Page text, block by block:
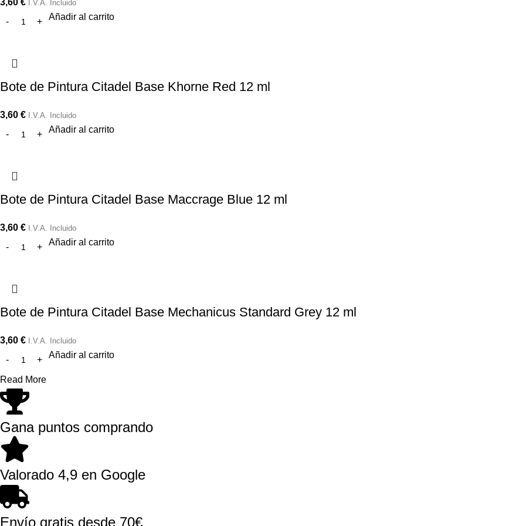
I.V.A. Incluido
Añadir al carrito
Bote de Pintura Citadel Base Khorne Red 12 ml
3,60 € I.V.A. Incluido
Añadir al carrito
Bote de Pintura Citadel Base Maccrage Blue 12 ml
3,60 € I.V.A. Incluido
Añadir al carrito
Bote de Pintura Citadel Base Mechanicus Standard Grey 12 ml
3,60 € I.V.A. Incluido
Añadir al carrito
Read More
Gana puntos comprando
Valorado 4,9 en Google
Envío gratis desde 70€